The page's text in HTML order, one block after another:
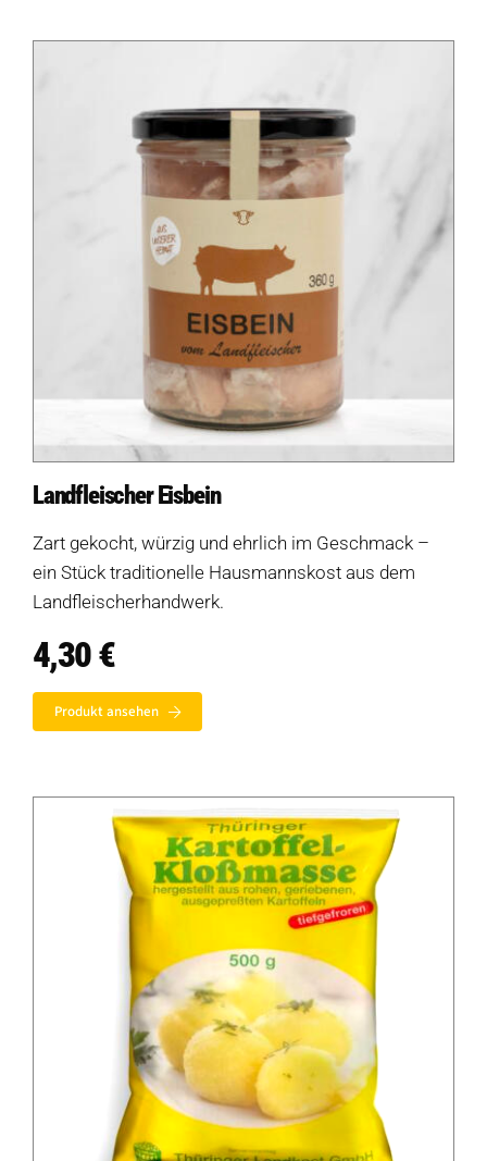
Landfleischer Eisbein
Zart gekocht, würzig und ehrlich im Geschmack –
ein Stück traditionelle Hausmannskost aus dem
Landfleischerhandwerk.
4,30€
Produkt ansehen